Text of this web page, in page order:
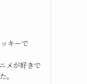
キーで
メが好きで
。